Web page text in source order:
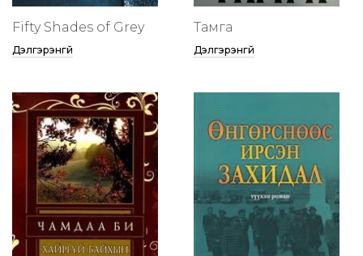
Fifty Shades of Grey
Дэлгэрэнгүй
Тамга
Дэлгэрэнгүй